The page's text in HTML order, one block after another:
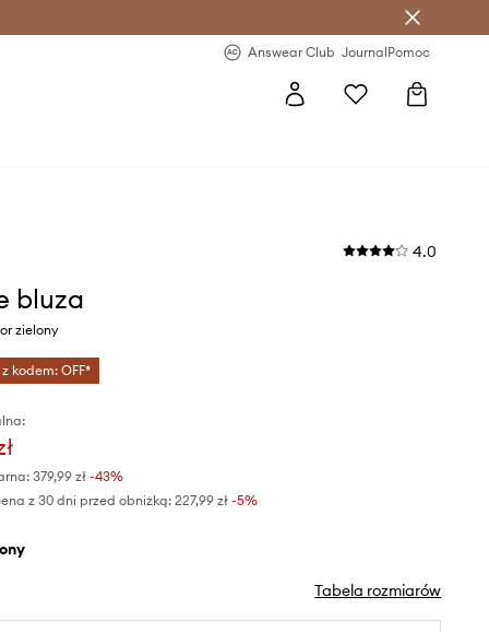
Answear Club JournalPomoc
4.0
bluza
zielony
kodem: OFF*
379,99 zł-43%
z 30 dni przed obniżką: 227,99 zł -5%
Tabela rozmiarów